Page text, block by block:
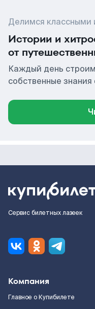
Делимся классными
Истории и
от
Каждый день
собственные
Сервис билетных лазеек
Компания
Главное о Купибилете